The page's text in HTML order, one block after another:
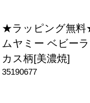
★ラッピング無料
ムヤミー ベビー
カス柄[美濃焼]
35190677